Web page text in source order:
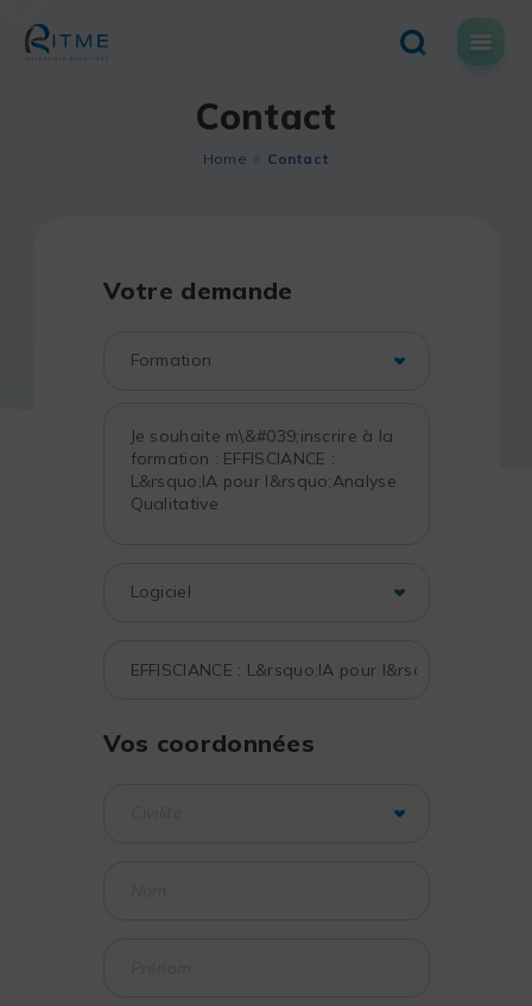
content
Contact
Home Contact
Votre demande
Vos coordonnées